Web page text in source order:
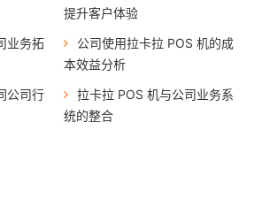
提升客户体验
业务拓
公司使用拉卡拉 POS 机的成
本效益分析
公司行
拉卡拉 POS 机与公司业务系
统的整合